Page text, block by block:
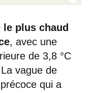
plus chaud
, avec une
de 3,8 °C
vague de
qui a